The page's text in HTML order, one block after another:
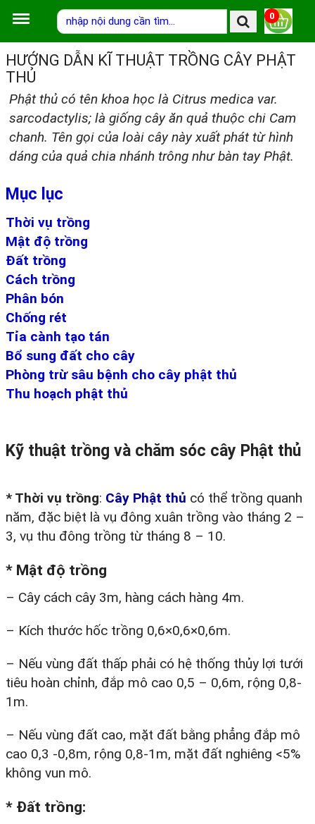
0
HƯỚNG DẪN KĨ THUẬT TRỒNG CÂY PHẬT
THỦ
Phật thủ có tên khoa học là Citrus medica var.
sarcodactylis; là giống cây ăn quả thuộc chi Cam
chanh. Tên gọi của loài cây này xuất phát từ hình
dáng của quả chia nhánh trông như bàn tay Phật.
Mục lục
Thời vụ trồng
Mật độ trồng
Đất trồng
Cách trồng
Phân bón
Chống rét
Tỉa cành tạo tán
Bổ sung đất cho cây
Phòng trừ sâu bệnh cho cây phật thủ
Thu hoạch phật thủ
Kỹ thuật trồng và chăm sóc cây Phật thủ
* Thời vụ trồng: Cây Phật thủ có thể trồng quanh
năm, đặc biệt là vụ đông xuân trồng vào tháng 2 –
3, vụ thu đông trồng từ tháng 8 – 10.
* Mật độ trồng
– Cây cách cây 3m, hàng cách hàng 4m.
– Kích thước hốc trồng 0,6×0,6×0,6m.
– Nếu vùng đất thấp phải có hệ thống thủy lợi tưới
tiêu hoàn chỉnh, đắp mô cao 0,5 – 0,6m, rộng 0,8-
1m.
– Nếu vùng đất cao, mặt đất bằng phẳng đắp mô
cao 0,3 -0,8m, rộng 0,8-1m, mặt đất nghiêng <5%
không vun mô.
* Đất trồng: